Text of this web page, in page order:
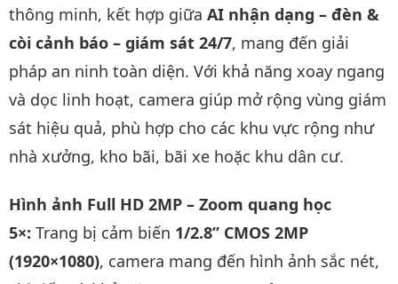
thông minh, kết hợp giữa AI nhận dạng – đèn &
còi cảnh báo – giám sát 24/7, mang đến giải
pháp an ninh toàn diện. Với khả năng xoay ngang
và dọc linh hoạt, camera giúp mở rộng vùng giám
sát hiệu quả, phù hợp cho các khu vực rộng như
nhà xưởng, kho bãi, bãi xe hoặc khu dân cư.
Hình ảnh Full HD 2MP – Zoom quang học
5×: Trang bị cảm biến 1/2.8” CMOS 2MP
(1920×1080), camera mang đến hình ảnh sắc nét,